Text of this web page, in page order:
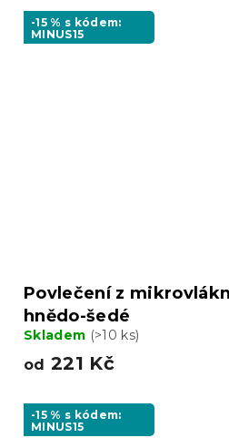
-15 % s kódem:
MINUS15
Povlečení z
hnědo-šedé
Skladem (>10 ks)
od 221 Kč
-15 % s kódem:
MINUS15